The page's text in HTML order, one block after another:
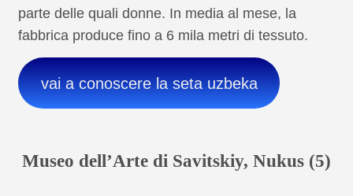
parte delle quali donne. In media al mese, la
fabbrica produce fino a 6 mila metri di tessuto.
vai a conoscere la seta uzbeka
Museo dell’Arte di Savitskiy, Nukus (5)